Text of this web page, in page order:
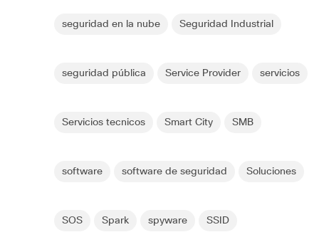
seguridad en la nube Seguridad Industrial
seguridad pública Service Provider servicios
Servicios tecnicos Smart City SMB
software software de seguridad Soluciones
SOS Spark spyware SSID